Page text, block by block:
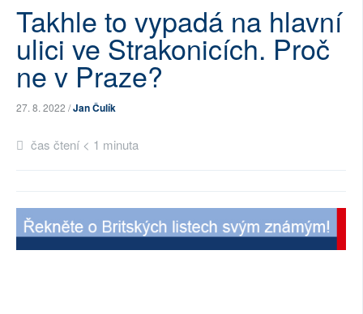
ARCHIV
ROZHOVORY
TÉMATA
SOCIÁLNÍ SÍTĚ
Takhle to vypadá na hlavní
ulici ve Strakonicích. Proč
ne v Praze?
27. 8. 2022 /Jan Čulík
čas čtení < 1 minuta